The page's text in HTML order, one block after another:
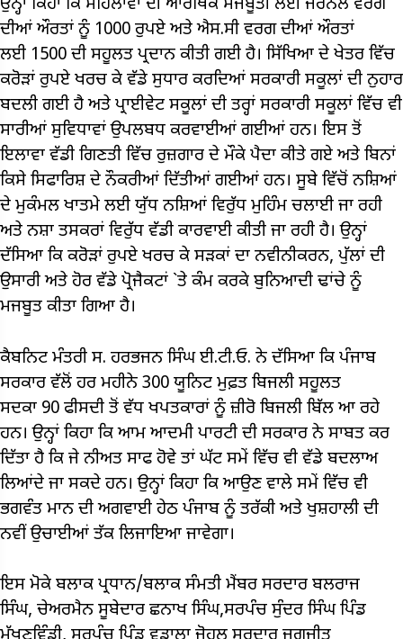
ਉਨ੍ਹਾਂ ਕਿਹਾ ਕਿ ਮਹਿਲਾਵਾਂ ਦੀ ਆਰਥਿਕ ਮਜਬੂਤੀ ਲਈ ਜਰਨਲ ਵਰਗ
ਦੀਆਂ ਔਰਤਾਂ ਨੂੰ 1000 ਰੁਪਏ ਅਤੇ ਐਸ.ਸੀ ਵਰਗ ਦੀਆਂ ਔਰਤਾਂ
ਲਈ 1500 ਦੀ ਸਹੂਲਤ ਪ੍ਰਦਾਨ ਕੀਤੀ ਗਈ ਹੈ। ਸਿੱਖਿਆ ਦੇ ਖੇਤਰ ਵਿੱਚ
ਕਰੋੜਾਂ ਰੁਪਏ ਖਰਚ ਕੇ ਵੱਡੇ ਸੁਧਾਰ ਕਰਦਿਆਂ ਸਰਕਾਰੀ ਸਕੂਲਾਂ ਦੀ ਨੁਹਾਰ
ਬਦਲੀ ਗਈ ਹੈ ਅਤੇ ਪ੍ਰਾਈਵੇਟ ਸਕੂਲਾਂ ਦੀ ਤਰ੍ਹਾਂ ਸਰਕਾਰੀ ਸਕੂਲਾਂ ਵਿੱਚ ਵੀ
ਸਾਰੀਆਂ ਸੁਵਿਧਾਵਾਂ ਉਪਲਬਧ ਕਰਵਾਈਆਂ ਗਈਆਂ ਹਨ। ਇਸ ਤੋਂ
ਇਲਾਵਾ ਵੱਡੀ ਗਿਣਤੀ ਵਿੱਚ ਰੁਜ਼ਗਾਰ ਦੇ ਮੌਕੇ ਪੈਦਾ ਕੀਤੇ ਗਏ ਅਤੇ ਬਿਨਾਂ
ਕਿਸੇ ਸਿਫਾਰਿਸ਼ ਦੇ ਨੌਕਰੀਆਂ ਦਿੱਤੀਆਂ ਗਈਆਂ ਹਨ। ਸੂਬੇ ਵਿੱਚੋਂ ਨਸ਼ਿਆਂ
ਦੇ ਮੁਕੰਮਲ ਖਾਤਮੇ ਲਈ ਯੁੱਧ ਨਸ਼ਿਆਂ ਵਿਰੁੱਧ ਮੁਹਿੰਮ ਚਲਾਈ ਜਾ ਰਹੀ
ਅਤੇ ਨਸ਼ਾ ਤਸਕਰਾਂ ਵਿਰੁੱਧ ਵੱਡੀ ਕਾਰਵਾਈ ਕੀਤੀ ਜਾ ਰਹੀ ਹੈ। ਉਨ੍ਹਾਂ
ਦੱਸਿਆ ਕਿ ਕਰੋੜਾਂ ਰੁਪਏ ਖਰਚ ਕੇ ਸੜਕਾਂ ਦਾ ਨਵੀਨੀਕਰਨ, ਪੁੱਲਾਂ ਦੀ
ਉਸਾਰੀ ਅਤੇ ਹੋਰ ਵੱਡੇ ਪ੍ਰੋਜੈਕਟਾਂ `ਤੇ ਕੰਮ ਕਰਕੇ ਬੁਨਿਆਦੀ ਢਾਂਚੇ ਨੂੰ
ਮਜਬੂਤ ਕੀਤਾ ਗਿਆ ਹੈ।
ਕੈਬਨਿਟ ਮੰਤਰੀ ਸ. ਹਰਭਜਨ ਸਿੰਘ ਈ.ਟੀ.ਓ. ਨੇ ਦੱਸਿਆ ਕਿ ਪੰਜਾਬ
ਸਰਕਾਰ ਵੱਲੋਂ ਹਰ ਮਹੀਨੇ 300 ਯੂਨਿਟ ਮੁਫ਼ਤ ਬਿਜਲੀ ਸਹੂਲਤ
ਸਦਕਾ 90 ਫੀਸਦੀ ਤੋਂ ਵੱਧ ਖਪਤਕਾਰਾਂ ਨੂੰ ਜ਼ੀਰੋ ਬਿਜਲੀ ਬਿੱਲ ਆ ਰਹੇ
ਹਨ। ਉਨ੍ਹਾਂ ਕਿਹਾ ਕਿ ਆਮ ਆਦਮੀ ਪਾਰਟੀ ਦੀ ਸਰਕਾਰ ਨੇ ਸਾਬਤ ਕਰ
ਦਿੱਤਾ ਹੈ ਕਿ ਜੇ ਨੀਅਤ ਸਾਫ ਹੋਵੇ ਤਾਂ ਘੱਟ ਸਮੇਂ ਵਿੱਚ ਵੀ ਵੱਡੇ ਬਦਲਾਅ
ਲਿਆਂਦੇ ਜਾ ਸਕਦੇ ਹਨ। ਉਨ੍ਹਾਂ ਕਿਹਾ ਕਿ ਆਉਣ ਵਾਲੇ ਸਮੇਂ ਵਿੱਚ ਵੀ
ਭਗਵੰਤ ਮਾਨ ਦੀ ਅਗਵਾਈ ਹੇਠ ਪੰਜਾਬ ਨੂੰ ਤਰੱਕੀ ਅਤੇ ਖੁਸ਼ਹਾਲੀ ਦੀ
ਨਵੀਂ ਉਚਾਈਆਂ ਤੱਕ ਲਿਜਾਇਆ ਜਾਵੇਗਾ।
ਇਸ ਮੋਕੇ ਬਲਾਕ ਪ੍ਰਧਾਨ/ਬਲਾਕ ਸੰਮਤੀ ਮੈਂਬਰ ਸਰਦਾਰ ਬਲਰਾਜ
ਸਿੰਘ, ਚੇਅਰਮੈਨ ਸੂਬੇਦਾਰ ਛਨਾਖ ਸਿੰਘ,ਸਰਪੰਚ ਸੁੰਦਰ ਸਿੰਘ ਪਿੰਡ